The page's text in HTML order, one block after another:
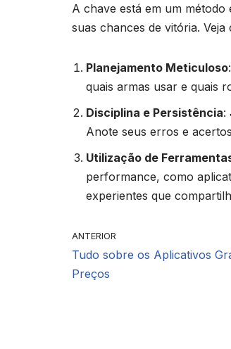
A chave está em um
suas chances de vitória. Veja
Planejamento Meticuloso
quais armas usar e quais
Disciplina e Persistência:
Anote seus erros e
Utilização de
performance, como
experientes que
ANTERIOR
Tudo sobre os Aplicativos
Preços